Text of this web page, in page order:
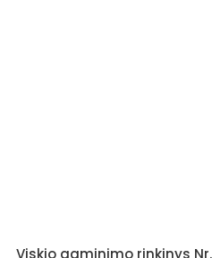
Viskio gaminimo rinkinys Nr.